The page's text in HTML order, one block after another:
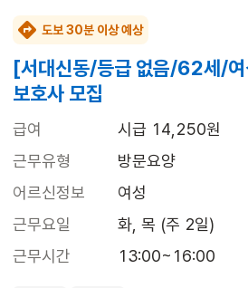
도보 30분 이상 예상
[서대신동/등급 없음/62세/
보호사 모집
급여
시급 14,250원
근무유형
방문요양
어르신정보
여성
근무요일
화, 목 (주 2일)
근무시간
13:00~16:00